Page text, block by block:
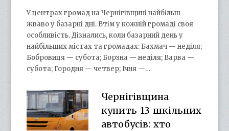
У центрах громад на Чернігівщині найбільш
жваво у базарні дні. Втім у кожній громаді своя
особливість. Дізнались, коли базарний день у
найбільших містах та громадах: Бахмач — неділя;
Бобровиця — субота; Борзна — неділя; Варва —
субота; Городня — четвер; Ічня —…
Чернігівщина
купить 13 шкільних
автобусів: хто